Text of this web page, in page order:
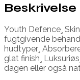
Beskrivelse
Youth Defence¸
fugtgivende
hudtyper¸
glat finish¸
dagen eller også